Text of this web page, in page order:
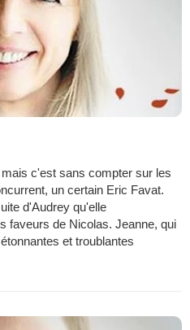
c'est sans compter sur les
un certain Eric Favat.
d'Audrey qu'elle
faveurs de Nicolas. Jeanne, qui
et troublantes